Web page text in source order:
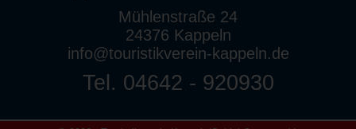
Mühlenstraße 24
24376 Kappeln
info@touristikverein-kappeln.de
Tel. 04642 - 920930